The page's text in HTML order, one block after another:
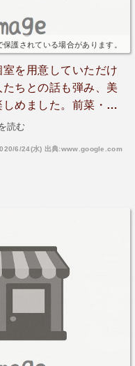
護されている場合があります。
を用意していただけ
ちとの話も弾み、美
めました。前菜・ス
・サラダ・コーヒ
読む
6/24(水) 出典:www.google.com